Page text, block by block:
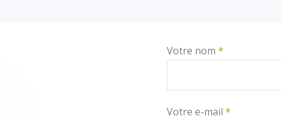
Votre nom *
Votre e-mail *